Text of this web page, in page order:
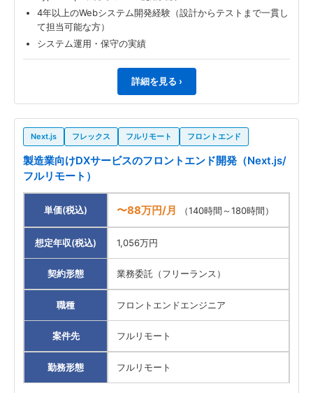
4年以上のWebシステム開発経験（設計からテストまで一貫し
て担当可能な方）
システム運用・保守の実績
詳細を見る ›
Next.js フレックス フルリモート フロントエンド
製造業向けDXサービスのフロントエンド開発（Next.js/
フルリモート）
単価(税込) 〜88万円/月 （140時間～180時間）
想定年収(税込) 1,056万円
契約形態 業務委託（フリーランス）
職種 フロントエンドエンジニア
案件先 フルリモート
勤務形態 フルリモート